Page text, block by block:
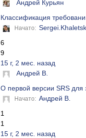
Андрей Курьян
Классификация
Начато:
6
9
15 г, 2 мес. назад
Андрей В.
О первой версии SRS для
Начато: Андрей В.
1
1
15 г, 2 мес. назад